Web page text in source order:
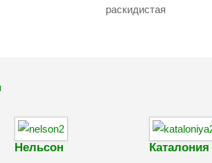
раскидистая
Нельсон Каталония